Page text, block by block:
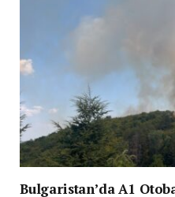
Bulgaristan’da A1